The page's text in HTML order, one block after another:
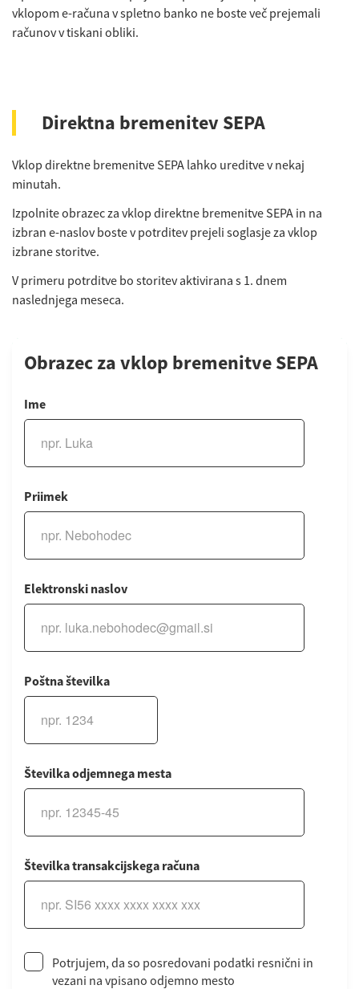
vklopom e-računa v spletno banko ne boste več prejemali
računov v tiskani obliki.
Direktna bremenitev SEPA
Vklop direktne bremenitve SEPA lahko ureditve v nekaj
minutah.
Izpolnite obrazec za vklop direktne bremenitve SEPA in na
izbran e-naslov boste v potrditev prejeli soglasje za vklop
izbrane storitve.
V primeru potrditve bo storitev aktivirana s 1. dnem
naslednjega meseca.
Obrazec za vklop bremenitve SEPA
Ime
Priimek
Elektronski naslov
Poštna številka
Številka odjemnega mesta
Številka transakcijskega računa
Potrjujem, da so posredovani podatki resnični in
vezani na vpisano odjemno mesto